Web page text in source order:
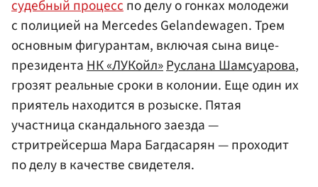
судебный процесс по делу о гонках молодежи
с полицией на Mercedes Gelandewagen. Трем
основным фигурантам, включая сына вице-
президента НК «ЛУКойл»Руслана Шамсуарова,
грозят реальные сроки в колонии. Еще один их
приятель находится в розыске. Пятая
участница скандального заезда —
стритрейсерша Мара Багдасарян — проходит
по делу в качестве свидетеля.